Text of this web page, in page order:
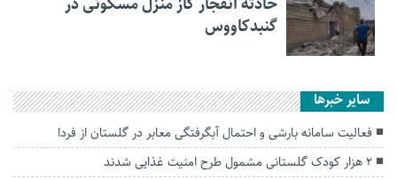
گنبدکاووس
سایر خبرها
فعالیت سامانه بارشی و احتمال آبگرفتگی معابر در گلستان از فردا
۲ هزار کودک گلستانی مشمول طرح امنیت غذایی شدند